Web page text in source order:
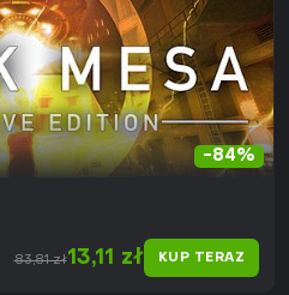
-84%
83,81 zł13,11 zł KUP TERAZ